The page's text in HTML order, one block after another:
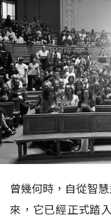
曾幾何時，自從智
來，它已經正式踏